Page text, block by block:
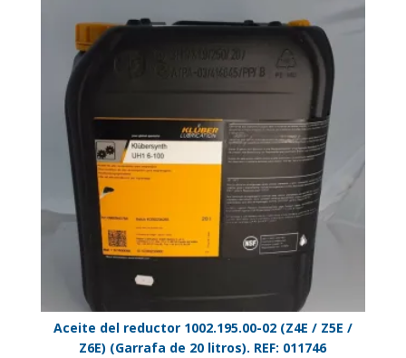
Aceite del reductor 1002.195.00-02 (Z4E / Z5E /
Z6E) (Garrafa de 20 litros). REF: 011746